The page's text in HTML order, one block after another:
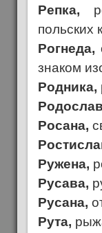
Репка,
польских
Рогнеда,
знаком
Родника,
Росана,
Ружена,
Русава,
Русана,
Рута,